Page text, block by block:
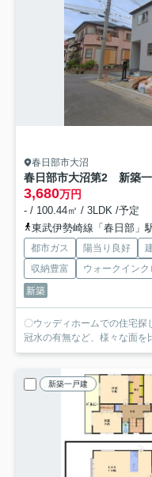
春日部市大沼
春日部市大沼第2 新築
3,680万円
- / 100.44㎡ / 3LDK /予定
東武伊勢崎線「春日部」
都市ガス 陽当り良好
収納豊富
ウォークインク
新築
〇ウッディホームでの住宅探しは？ ■構造の耐震性や地盤
冠水の有無など、様々な面を
新築一戸建